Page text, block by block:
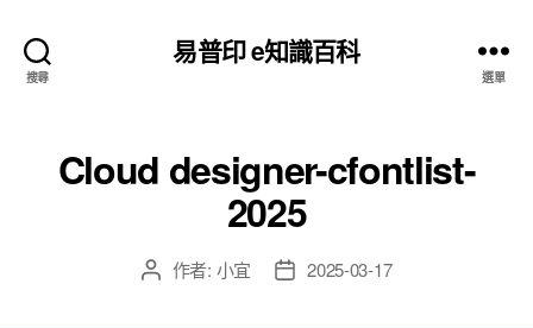
搜尋
易普印 e知識百科
選單
Cloud designer-cfontlist-
2025
文 作者: 小宜
文 2025-03-17